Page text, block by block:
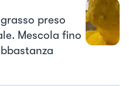
preso
Mescola fino